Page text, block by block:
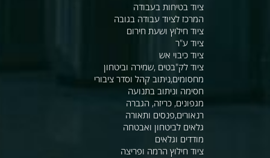
ציוד בטיחות בעבודה
המרכז לציוד עבודה בגובה
ציוד חילוץ ושעת חירום
ציוד ע"ר
ציוד כיבוי אש
ציוד לק"בטים ,שמירה וביטחון
מחסומים,ניתוב קהל וסדר ציבורי
חסימה וניתוב בתנועה
מגפונים, כריזה, הגברה
רנאורים,פנסים ותאורה
גלאים לביטחון ואבטחה
מודדים וגלאים
ציוד חילוץ הרמה ופריצה